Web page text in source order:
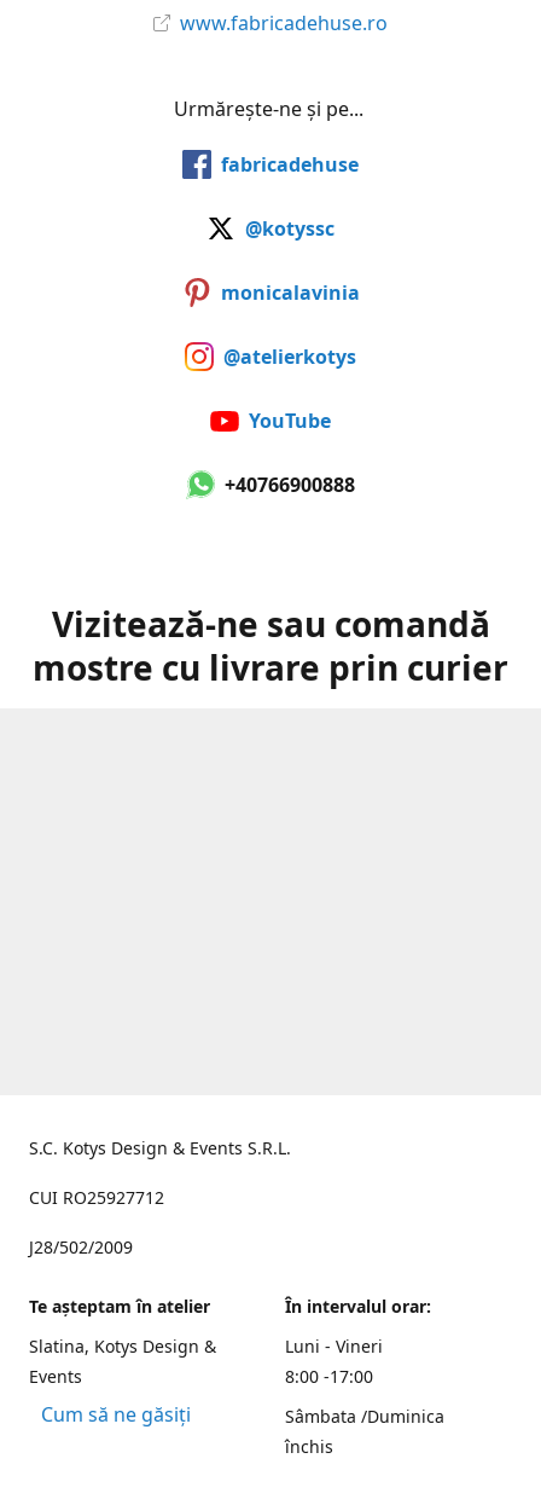
www.fabricadehuse.ro
Urmărește-ne și pe...
fabricadehuse
@kotyssc
monicalavinia
@atelierkotys
YouTube
+40766900888
Vizitează-ne sau comandă
mostre cu livrare prin curier
S.C. Kotys Design & Events S.R.L.
CUI RO25927712
J28/502/2009
Te aşteptam în atelier
Slatina, Kotys Design &
Events
Cum să ne găsiți
În intervalul orar:
Luni - Vineri
8:00 -17:00
Sâmbata /Duminica
închis